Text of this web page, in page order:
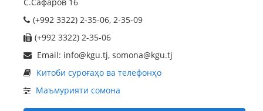
(+992 3322) 2-35-06, 2-35-09
(+992 3322) 2-35-06
Email: info@kgu.tj, somona@kgu.tj
Китоби суроғаҳо ва телефонҳо
Маъмурияти сомона